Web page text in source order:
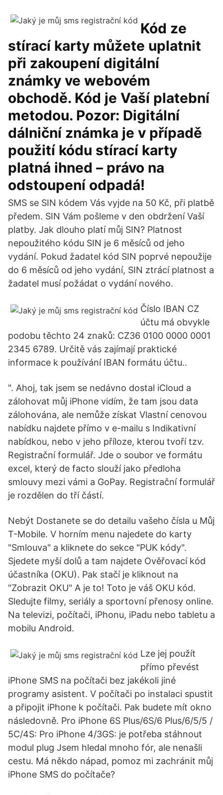
Kód ze
stírací karty můžete uplatnit
při zakoupení digitální
známky ve webovém
obchodě. Kód je Vaší platební
metodou. Pozor: Digitální
dálniční známka je v případě
použití kódu stírací karty
platná ihned – právo na
odstoupení odpadá!
SMS se SIN kódem Vás vyjde na 50 Kč, při platbě
předem. SIN Vám pošleme v den obdržení Vaší
platby. Jak dlouho platí můj SIN? Platnost
nepoužitého kódu SIN je 6 měsíců od jeho
vydání. Pokud žadatel kód SIN poprvé nepoužije
do 6 měsíců od jeho vydání, SIN ztrácí platnost a
žadatel musí požádat o vydání nového.
Číslo IBAN CZ
účtu má obvykle
podobu těchto 24 znaků: CZ36 0100 0000 0001
2345 6789. Určitě vás zajímají praktické
informace k používání IBAN formátu účtu..
". Ahoj, tak jsem se nedávno dostal iCloud a
zálohovat můj iPhone vidím, že tam jsou data
zálohována, ale nemůže získat Vlastní cenovou
nabídku najdete přímo v e-mailu s Indikativní
nabídkou, nebo v jeho příloze, kterou tvoří tzv.
Registrační formulář. Jde o soubor ve formátu
excel, který de facto slouží jako předloha
smlouvy mezi vámi a GoPay. Registrační formulář
je rozdělen do tří částí.
Nebýt Dostanete se do detailu vašeho čísla u Můj
T-Mobile. V horním menu najedete do karty
"Smlouva" a kliknete do sekce "PUK kódy".
Sjedete myší dolů a tam najdete Ověřovací kód
účastníka (OKU). Pak stačí je kliknout na
"Zobrazit OKU" A je to! Toto je váš OKU kód.
Sledujte filmy, seriály a sportovní přenosy online.
Na televizi, počítači, iPhonu, iPadu nebo tabletu a
mobilu Android.
Lze jej použít
přímo převést
iPhone SMS na počítači bez jakékoli jiné
programy asistent. V počítači po instalaci spustit
a připojit iPhone k počítači. Pak budete mít okno
následovně. Pro iPhone 6S Plus/6S/6 Plus/6/5/5 /
5C/4S: Pro iPhone 4/3GS: je potřeba stáhnout
modul plug Jsem hledal mnoho fór, ale nenašli
cestu. Má někdo nápad, pomoz mi zachránit můj
iPhone SMS do počítače?